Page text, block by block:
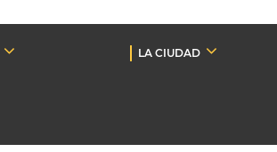
LA CIUDAD